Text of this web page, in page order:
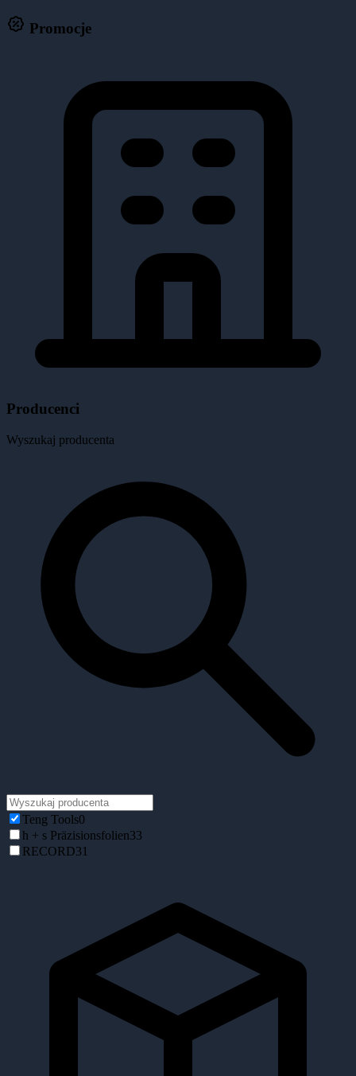
Promocje
Producenci
Wyszukaj producenta
Teng Tools0
h + s Präzisionsfolien33
RECORD31